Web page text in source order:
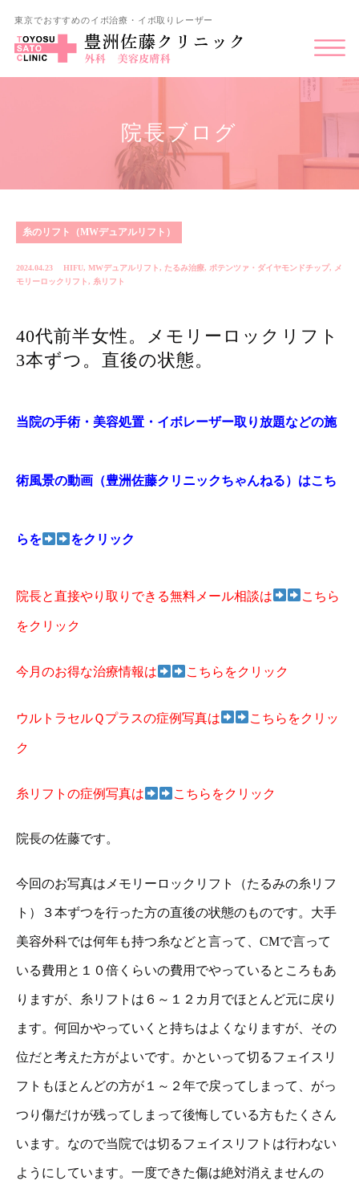
東京でおすすめのイボ治療・イボ取りレーザー
院長ブログ
糸のリフト（MWデュアルリフト）
2024.04.23 HIFU, MWデュアルリフト, たるみ治療, ポテンツァ・ダイヤモンドチップ, メ
モリーロックリフト, 糸リフト
40代前半女性。メモリーロックリフト
3本ずつ。直後の状態。
当院の手術・美容処置・イボレーザー取り放題などの施
術風景の動画（豊洲佐藤クリニックちゃんねる）はこち
らを をクリック
院長と直接やり取りできる無料メール相談は こちら
をクリック
今月のお得な治療情報は こちらをクリック
ウルトラセルＱプラスの症例写真は こちらをクリッ
ク
糸リフトの症例写真は こちらをクリック
院長の佐藤です。
今回のお写真はメモリーロックリフト（たるみの糸リフ
ト）３本ずつを行った方の直後の状態のものです。大手
美容外科では何年も持つ糸などと言って、CMで言って
いる費用と１０倍くらいの費用でやっているところもあ
りますが、糸リフトは６～１２カ月でほとんど元に戻り
ます。何回かやっていくと持ちはよくなりますが、その
位だと考えた方がよいです。かといって切るフェイスリ
フトもほとんどの方が１～２年で戻ってしまって、がっ
つり傷だけが残ってしまって後悔している方もたくさん
います。なので当院では切るフェイスリフトは行わない
ようにしています。一度できた傷は絶対消えませんの